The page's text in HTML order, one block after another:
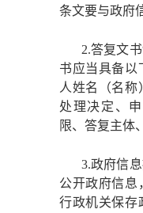
条文要与政府
2.答复文
书应当具备以
人姓名（名称
处理决定、
限、答复主体
3.政府信
公开政府信息
行政机关保存